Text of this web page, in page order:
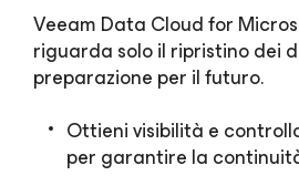
Veeam Data Cloudfor
riguarda solo il ripristino dei
preparazione per il futuro.
Ottieni visibilità e
per garantire la